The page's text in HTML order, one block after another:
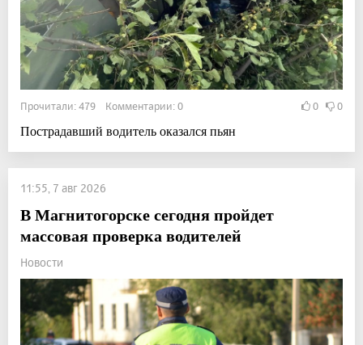
Прочитали: 479 Комментарии: 0 0 0
Пострадавший водитель оказался пьян
11:55, 7 авг 2026
В Магнитогорске сегодня пройдет
массовая проверка водителей
Новости